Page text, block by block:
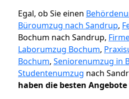
Egal, ob Sie einen
Büroumzug nach Sandrup,
Bochum nach Sandrup,
Laborumzug Bochum,
Bochum, Seniorenumzug in
Studentenumzug nach
haben die besten Angebote